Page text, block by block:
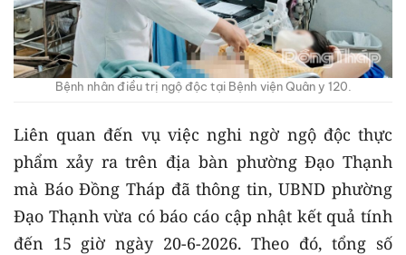
Bệnh nhân điều trị ngộ độc tại Bệnh viện Quân y 120.
Liên quan đến vụ việc nghi ngờ ngộ độc thực
phẩm xảy ra trên địa bàn phường Đạo Thạnh
mà Báo Đồng Tháp đã thông tin, UBND phường
Đạo Thạnh vừa có báo cáo cập nhật kết quả tính
đến 15 giờ ngày 20-6-2026. Theo đó, tổng số